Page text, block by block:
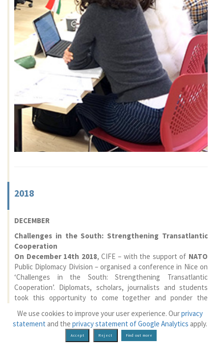
2018
DECEMBER
Challenges in the South: Strengthening Transatlantic
Cooperation
On December 14th 2018, CIFE – with the support of NATO
Public Diplomacy Division – organised a conference in Nice on
‘Challenges in the South: Strengthening Transatlantic
Cooperation’. Diplomats, scholars, journalists and students
took this opportunity to come together and ponder the
for new cooperation networks.The event was organised in
response to the July 2018 Brussels Declaration concentrating
on NATO’s determination to fully implement its Framework for
We use cookies to improve your user experience. Ourprivacy
statement and the privacy statement of Google Analytics apply.
Find out more